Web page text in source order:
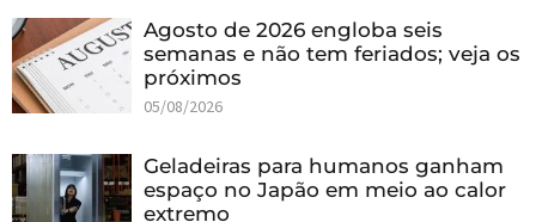
Agosto de 2026 engloba seis
semanas e não tem feriados; veja os
próximos
05/08/2026
Geladeiras para humanos ganham
espaço no Japão em meio ao calor
extremo